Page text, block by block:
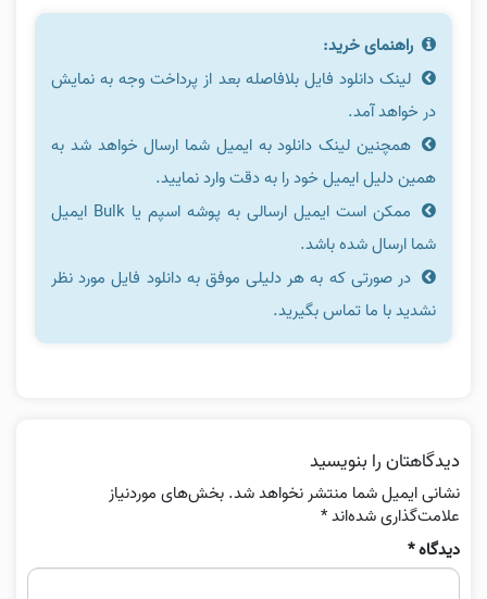
راهنمای خرید:
لینک دانلود فایل بلافاصله بعد از پرداخت وجه به نمایش
در خواهد آمد.
همچنین لینک دانلود به ایمیل شما ارسال خواهد شد به
همین دلیل ایمیل خود را به دقت وارد نمایید.
ممکن است ایمیل ارسالی به پوشه اسپم یا Bulk ایمیل
شما ارسال شده باشد.
در صورتی که به هر دلیلی موفق به دانلود فایل مورد نظر
نشدید با ما تماس بگیرید.
دیدگاهتان را بنویسید
نشانی ایمیل شما منتشر نخواهد شد. بخش‌های موردنیاز
علامت‌گذاری شده‌اند*
دیدگاه*